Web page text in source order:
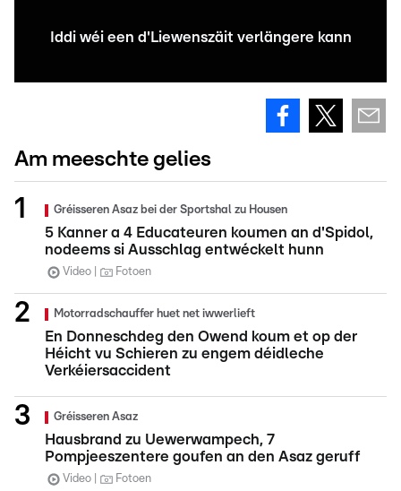
Iddi wéi een d'Liewenszäit verlängere kann
Am meeschte gelies
Gréisseren Asaz bei der Sportshal zu Housen
5 Kanner a 4 Educateuren koumen an d'Spidol,
nodeems si Ausschlag entwéckelt hunn
Video Fotoen
Motorradschauffer huet net iwwerlieft
En Donneschdeg den Owend koum et op der
Héicht vu Schieren zu engem déidleche
Verkéiersaccident
Gréisseren Asaz
Hausbrand zu Uewerwampech, 7
Pompjeeszentere goufen an den Asaz geruff
Video Fotoen